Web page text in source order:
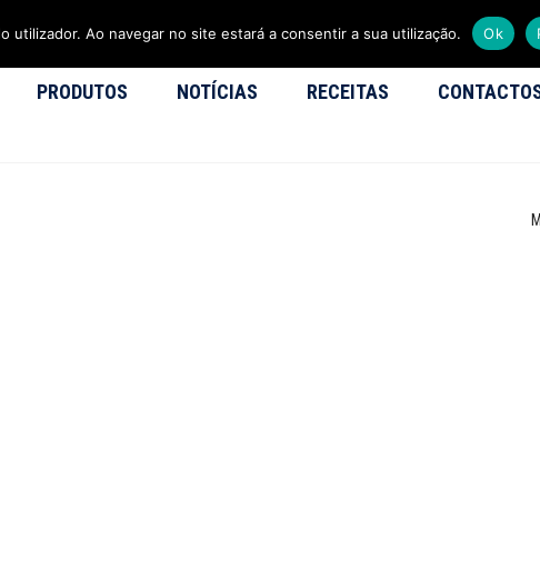
PRODUTOS NOTÍCIAS RECEITAS
Ao navegar no site estará a consentir a sua utilização. Ok